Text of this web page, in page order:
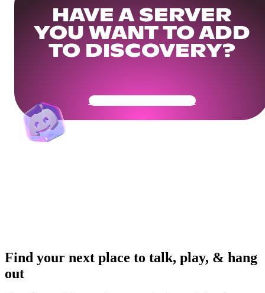
HAVE A SERVER
YOU WANT TO ADD
TO DISCOVERY?
Get Your Community Ready
Find your next place to talk, play, & hang
out